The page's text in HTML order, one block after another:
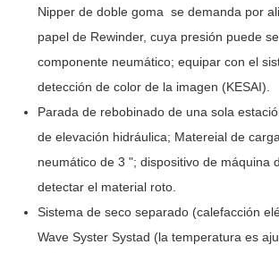
Nipper de doble goma se demanda por
papel de Rewinder, cuya presión puede
componente neumático; equipar con el
detección de color de la imagen (KESAI).
Parada de rebobinado de una sola
de elevación hidráulica; Matereial de
neumático de 3 "; dispositivo de máquina
detectar el material roto.
Sistema de seco separado (calefacción
Wave Syster Systad (la temperatura es